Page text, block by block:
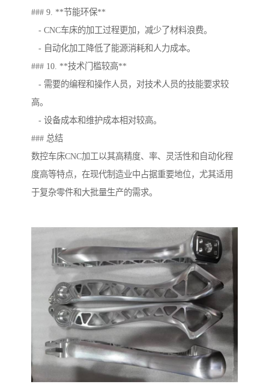
### 9. **节能环保**
- CNC车床的加工过程更加，减少了材料浪费。
- 自动化加工降低了能源消耗和人力成本。
### 10. **技术门槛较高**
- 需要的编程和操作人员，对技术人员的技能要求较
高。
- 设备成本和维护成本相对较高。
### 总结
数控车床CNC加工以其高精度、率、灵活性和自动化程
度高等特点，在现代制造业中占据重要地位，尤其适用
于复杂零件和大批量生产的需求。